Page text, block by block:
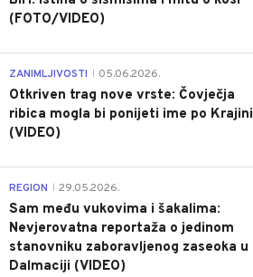
(FOTO/VIDEO)
ZANIMLJIVOSTI 05.06.2026.
Otkriven trag nove vrste: Čovječja
ribica mogla bi ponijeti ime po Krajini
(VIDEO)
REGION 29.05.2026.
Sam među vukovima i šakalima:
Nevjerovatna reportaža o jedinom
stanovniku zaboravljenog zaseoka u
Dalmaciji (VIDEO)